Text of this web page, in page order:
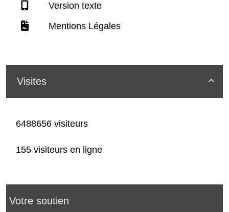
Version texte
Mentions Légales

Visites
6488656 visiteurs
155 visiteurs en ligne
Votre soutien